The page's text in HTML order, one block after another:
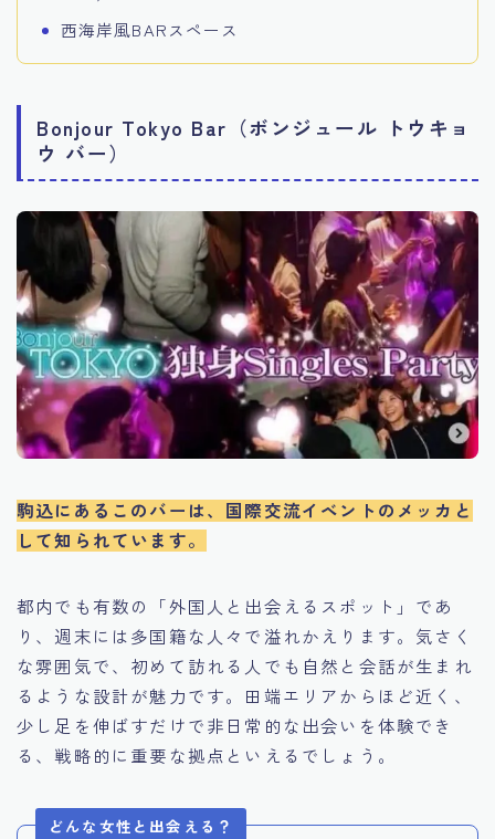
西海岸風BARスペース
Bonjour Tokyo Bar（ボンジュール トウキョ
ウ バー）
駒込にあるこのバーは、国際交流イベントのメッカと
して知られています。
都内でも有数の「外国人と出会えるスポット」であ
り、週末には多国籍な人々で溢れかえります。気さく
な雰囲気で、初めて訪れる人でも自然と会話が生まれ
るような設計が魅力です。田端エリアからほど近く、
少し足を伸ばすだけで非日常的な出会いを体験でき
る、戦略的に重要な拠点といえるでしょう。
どんな女性と出会える？